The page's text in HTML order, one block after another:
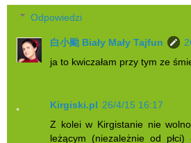
Odpowiedzi
白小颱 Biały Mały Tajfun
ja to kwiczałam przy tym ze
Kirgiski.pl 26/4/15 16:17
Z kolei w Kirgistanie nie
leżącym (niezależnie od